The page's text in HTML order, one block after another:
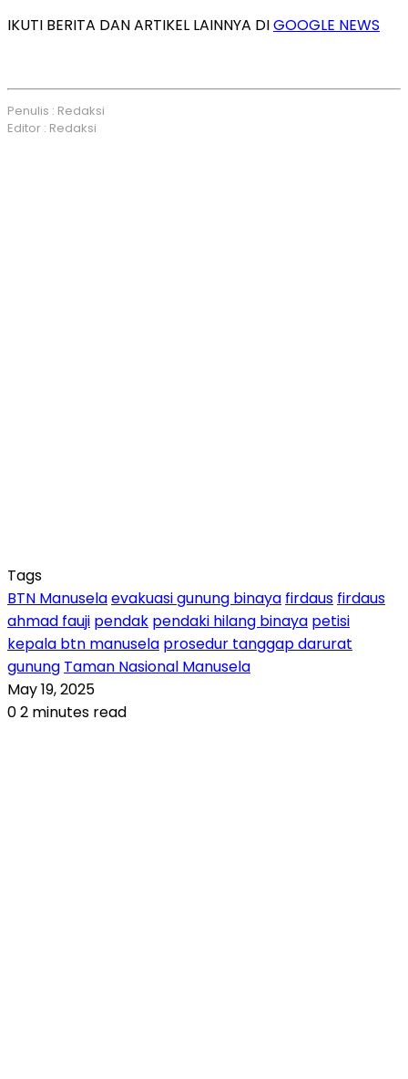
IKUTI BERITA DAN ARTIKEL LAINNYA DIGOOGLE NEWS
Penulis : Redaksi
Editor : Redaksi
Tags
BTN Manuselaevakuasi gunung binaya firdaus firdaus
ahmad fauji pendak pendaki hilang binaya petisi
kepala btn manusela prosedur tanggap darurat
gunung Taman Nasional Manusela
May 19, 2025
02 minutes read